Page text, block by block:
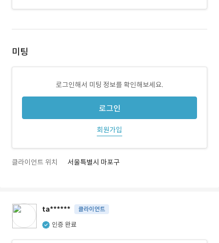
미팅
로그인해서 미팅 정보를 확인해보세요.
로그인
회원가입
클라이언트 위치 서울특별시 마포구
ta****** 클라이언트
인증 완료